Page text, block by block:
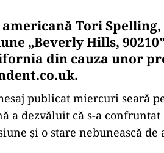
Tori
„Beverly Hills,
din cauza unor
publicat miercuri seară
a dezvăluit că s-a
şi o stare nebunească de